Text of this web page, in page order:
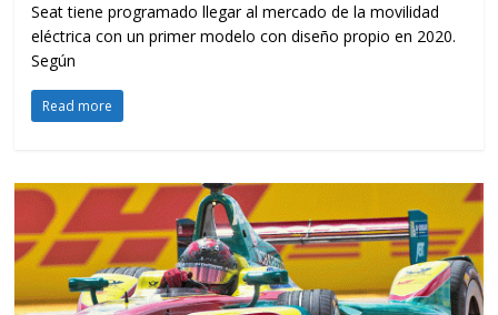
Seat tiene programado llegar al mercado de la movilidad
eléctrica con un primer modelo con diseño propio en 2020.
Según
Read more